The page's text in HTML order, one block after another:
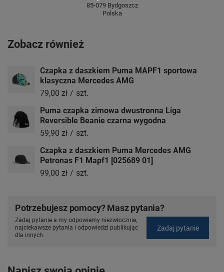
85-079 Bydgoszcz
Polska
Zobacz również
Czapka z daszkiem Puma MAPF1 sportowa
klasyczna Mercedes AMG
79,00 zł / szt.
Puma czapka zimowa dwustronna Liga
Reversible Beanie czarna wygodna
59,90 zł / szt.
Czapka z daszkiem Puma Mercedes AMG
Petronas F1 Mapf1 [025689 01]
99,00 zł / szt.
Potrzebujesz pomocy? Masz pytania?
Zadaj pytanie a my odpowiemy niezwłocznie,
najciekawsze pytania i odpowiedzi publikując
dla innych.
Zadaj pytanie